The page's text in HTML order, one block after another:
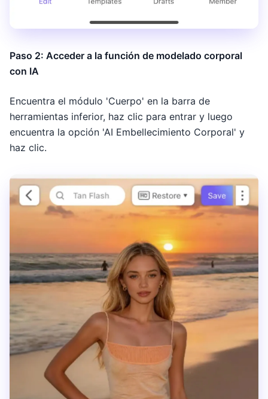
Paso 2: Acceder a la función de modelado corporal
con IA
Encuentra el módulo 'Cuerpo' en la barra de
herramientas inferior, haz clic para entrar y luego
encuentra la opción 'AI Embellecimiento Corporal' y
haz clic.